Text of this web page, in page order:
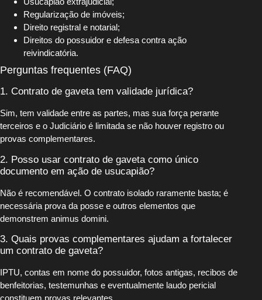
Regularização de imóveis;
Direito registral e notarial;
Direitos do possuidor e defesa contra ação
reivindicatória.
Perguntas frequentes (FAQ)
1. Contrato de gaveta tem validade jurídica?
Sim, tem validade entre as partes, mas sua força perante
terceiros e o Judiciário é limitada se não houver registro ou
provas complementares.
2. Posso usar contrato de gaveta como único
documento em ação de usucapião?
Não é recomendável. O contrato isolado raramente basta; é
necessária prova da posse e outros elementos que
demonstrem animus domini.
3. Quais provas complementares ajudam a fortalecer
um contrato de gaveta?
IPTU, contas em nome do possuidor, fotos antigas, recibos de
benfeitorias, testemunhas e eventualmente laudo pericial
constituem provas relevantes.